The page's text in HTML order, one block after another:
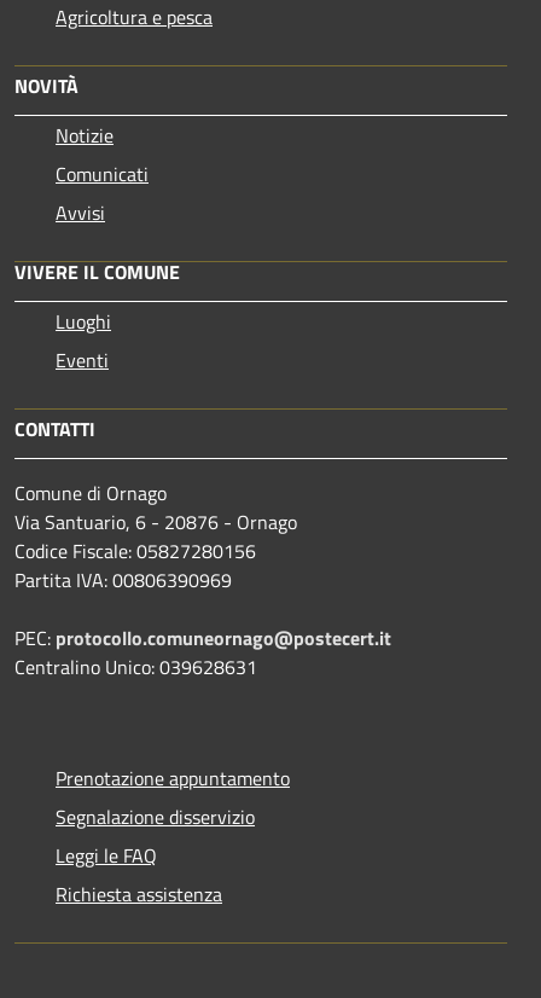
Agricoltura e pesca
NOVITÀ
Notizie
Comunicati
Avvisi
VIVERE IL COMUNE
Luoghi
Eventi
CONTATTI
Comune di Ornago
Via Santuario, 6 - 20876 - Ornago
Codice Fiscale: 05827280156
Partita IVA: 00806390969
PEC: protocollo.comuneornago@postecert.it
Centralino Unico: 039628631
Prenotazione appuntamento
Segnalazione disservizio
Leggi le FAQ
Richiesta assistenza